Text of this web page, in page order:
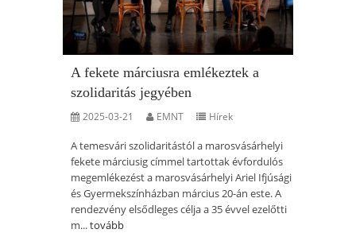
A fekete márciusra emlékeztek a
szolidaritás jegyében
2025-03-21 EMNT Hírek
A temesvári szolidaritástól a marosvásárhelyi
fekete márciusig címmel tartottak évfordulós
megemlékezést a marosvásárhelyi Ariel Ifjúsági
és Gyermekszínházban március 20-án este. A
rendezvény elsődleges célja a 35 évvel ezelőtti
m...tovább